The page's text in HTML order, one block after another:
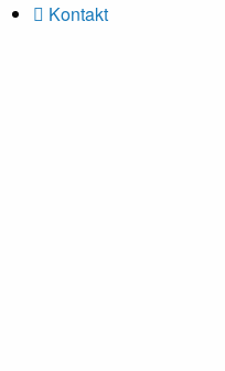
Kontakt